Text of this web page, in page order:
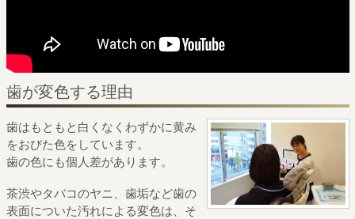
歯が変色する理由
歯はもともと白くなく わずかに黄み
をおびた色をしています。
歯の色にも個人差があります。
茶渋やタバコのヤニ、 歯垢など歯の
表面についた汚れによる変色は、 そ